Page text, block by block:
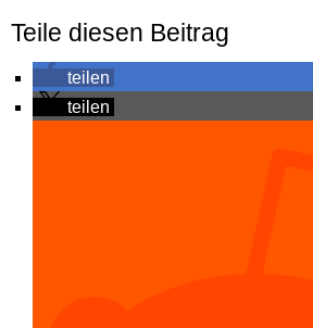
Teile diesen Beitrag
teilen
teilen